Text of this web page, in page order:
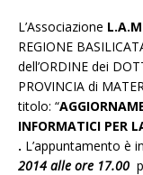
L’Associazione
REGIONE
dell’ORDINE dei
PROVINCIA di
titolo: “
INFORMATICI PER
. L’appuntamento è
2014 alle ore 17.00